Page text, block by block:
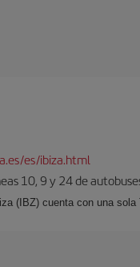
es/ibiza.html
10, 9 y 24 de
(IBZ) cuenta con una